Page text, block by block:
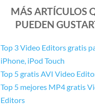
MÁS ARTÍCULOS
PUEDEN
Top 3 Video Editors gratis
iPhone, iPod Touch
Top 5 gratis AVI Video
Top 5 mejores MP4 gratis
Editors